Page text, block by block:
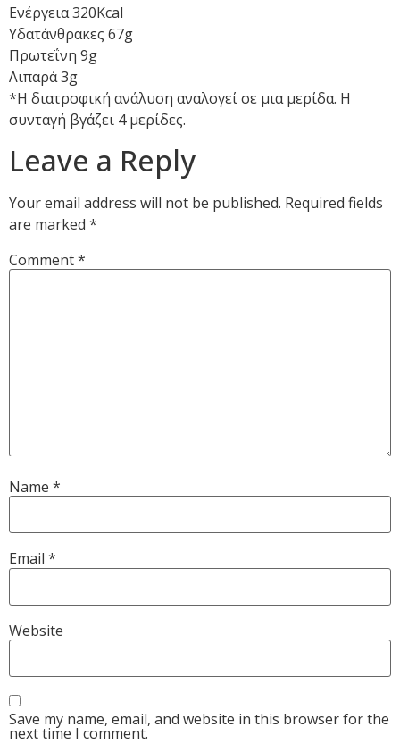
Ενέργεια 320Kcal
Υδατάνθρακες 67g
Πρωτεΐνη 9g
Λιπαρά 3g
*Η διατροφική ανάλυση αναλογεί σε μια μερίδα. Η
συνταγή βγάζει 4 μερίδες.
Leave a Reply
Your email address will not be published. Required fields
are marked *
Comment*
Name *
Email *
Website
Save my name, email, and website in this browser for the
next time I comment.